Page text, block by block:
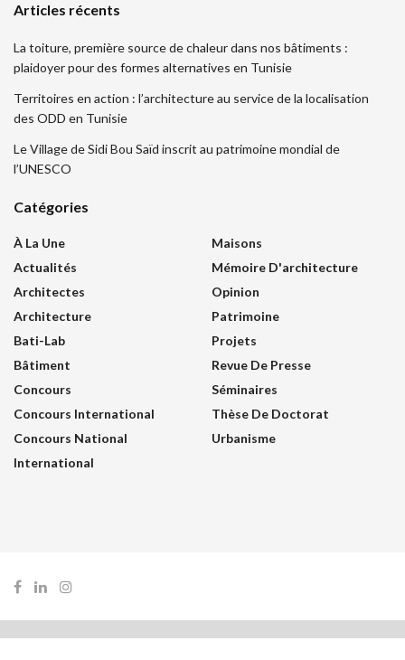
Articles récents
La toiture, première source de chaleur dans nos bâtiments :
plaidoyer pour des formes alternatives en Tunisie
Territoires en action : l’architecture au service de la localisation
des ODD en Tunisie
Le Village de Sidi Bou Saïd inscrit au patrimoine mondial de
l’UNESCO
Catégories
À La Une
Actualités
Architectes
Architecture
Bati-Lab
Bâtiment
Concours
Concours International
Concours National
International
Maisons
Mémoire D'architecture
Opinion
Patrimoine
Projets
Revue De Presse
Séminaires
Thèse De Doctorat
Urbanisme